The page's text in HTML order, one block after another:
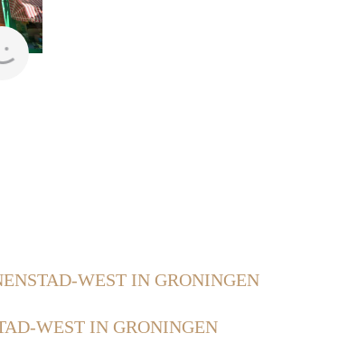
GrunoVerhuur
WEST IN GRONINGEN
WEST IN GRONINGEN